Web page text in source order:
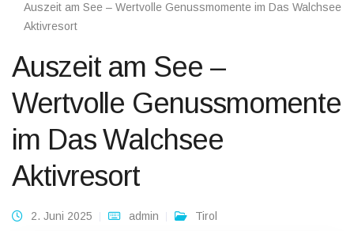
Auszeit am See – Wertvolle Genussmomente im Das Walchsee
Aktivresort
Auszeit am See –
Wertvolle Genussmomente
im Das Walchsee
Aktivresort
2. Juni 2025 admin Tirol